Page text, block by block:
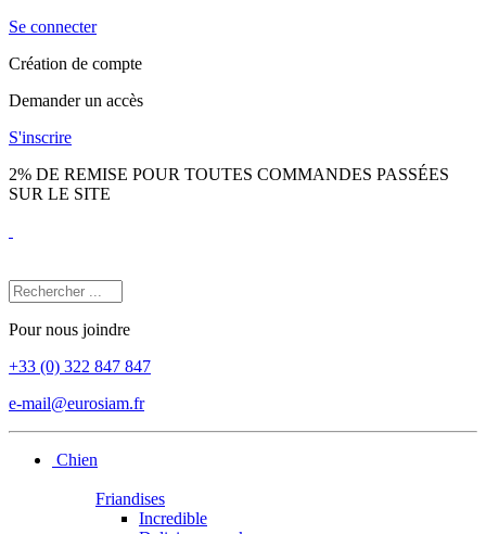
Se connecter
Création de compte
Demander un accès
S'inscrire
2% DE REMISE POUR TOUTES COMMANDES PASSÉES
SUR LE SITE
Pour nous joindre
+33 (0) 322 847 847
e-mail@eurosiam.fr
Chien
Friandises
Incredible